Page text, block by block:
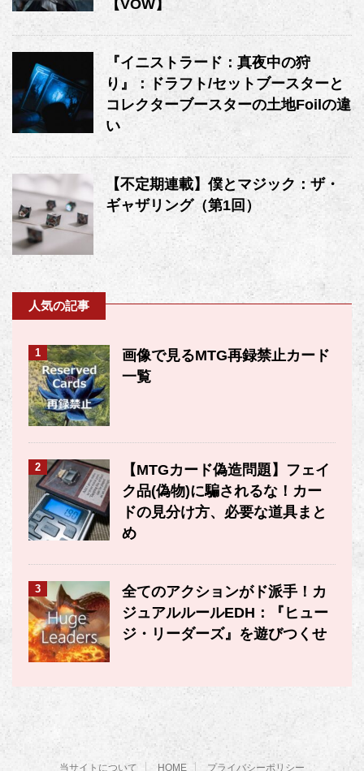
【VOW】
『イニストラード：真夜中の狩
り』：ドラフト/セットブースターと
コレクターブースターの土地Foilの違
い
【不定期連載】僕とマジック：ザ・
ギャザリング（第1回）
人気の記事
1
画像で見るMTG再録禁止カード
一覧
2
【MTGカード偽造問題】フェイ
ク品(偽物)に騙されるな！カー
ドの見分け方、必要な道具まと
め
3
全てのアクションがド派手！カ
ジュアルルールEDH：『ヒュー
ジ・リーダーズ』を遊びつくせ
当サイトについて HOME プライバシーポリシー